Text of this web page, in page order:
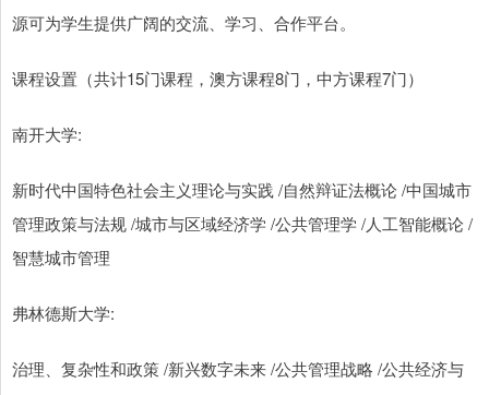
源可为学生提供广阔的交流、学习、合作平台。
课程设置（共计15门课程，澳方课程8门，中方课程7门）
南开大学:
新时代中国特色社会主义理论与实践 /自然辩证法概论 /中国城市
管理政策与法规 /城市与区域经济学 /公共管理学 /人工智能概论 /
智慧城市管理
弗林德斯大学:
治理、复杂性和政策 /新兴数字未来 /公共管理战略 /公共经济与